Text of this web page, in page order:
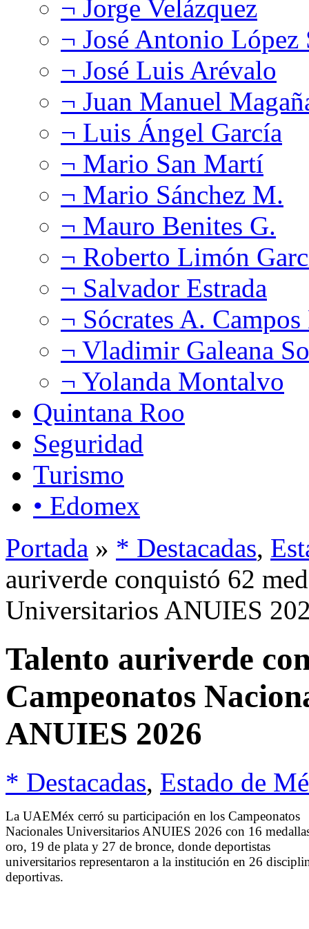
¬ Jorge Velázquez
¬ José Antonio López
¬ José Luis Arévalo
¬ Juan Manuel
¬ Luis Ángel García
¬ Mario San Martí
¬ Mario Sánchez M.
¬ Mauro Benites G.
¬ Roberto Limón
¬ Salvador Estrada
¬ Sócrates A.
¬ Vladimir Galeana
¬ Yolanda Montalvo
Quintana Roo
Seguridad
Turismo
• Edomex
Portada » * Destacadas,
auriverde conquistó 62
Universitarios ANUIES
Talento auriverde
Campeonatos
ANUIES 2026
* Destacadas, Estado de
La UAEMéx cerró su participación en los Campeonatos
Nacionales Universitarios ANUIES 2026 con 16
oro, 19 de plata y 27 de bronce, donde deportistas
universitarios representaron a la institución en 26
deportivas.